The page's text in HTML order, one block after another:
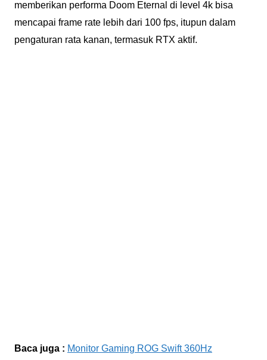
memberikan performa Doom Eternal di level 4k bisa
mencapai frame rate lebih dari 100 fps, itupun dalam
pengaturan rata kanan, termasuk RTX aktif.
Baca juga : Monitor Gaming ROG Swift 360Hz